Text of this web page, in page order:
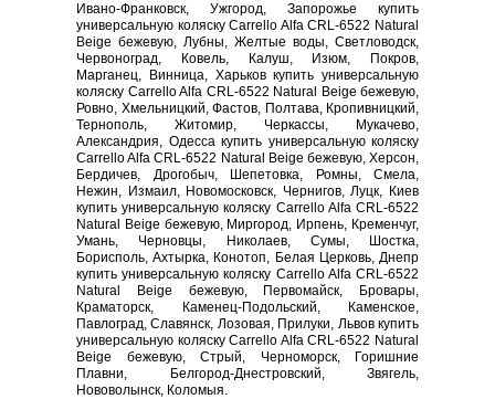
Ивано-Франковск, Ужгород, Запорожье купить
универсальную коляску Carrello Alfa CRL-6522 Natural
Beige бежевую, Лубны, Желтые воды, Светловодск,
Червоноград, Ковель, Калуш, Изюм, Покров,
Марганец, Винница, Харьков купить универсальную
коляску Carrello Alfa CRL-6522 Natural Beige бежевую,
Ровно, Хмельницкий, Фастов, Полтава, Кропивницкий,
Тернополь, Житомир, Черкассы, Мукачево,
Александрия, Одесса купить универсальную коляску
Carrello Alfa CRL-6522 Natural Beige бежевую, Херсон,
Бердичев, Дрогобыч, Шепетовка, Ромны, Смела,
Нежин, Измаил, Новомосковск, Чернигов, Луцк, Киев
купить универсальную коляску Carrello Alfa CRL-6522
Natural Beige бежевую, Миргород, Ирпень, Кременчуг,
Умань, Черновцы, Николаев, Сумы, Шостка,
Борисполь, Ахтырка, Конотоп, Белая Церковь, Днепр
купить универсальную коляску Carrello Alfa CRL-6522
Natural Beige бежевую, Первомайск, Бровары,
Краматорск, Каменец-Подольский, Каменское,
Павлоград, Славянск, Лозовая, Прилуки, Львов купить
универсальную коляску Carrello Alfa CRL-6522 Natural
Beige бежевую, Стрый, Черноморск, Горишние
Плавни, Белгород-Днестровский, Звягель,
Нововолынск, Коломыя.